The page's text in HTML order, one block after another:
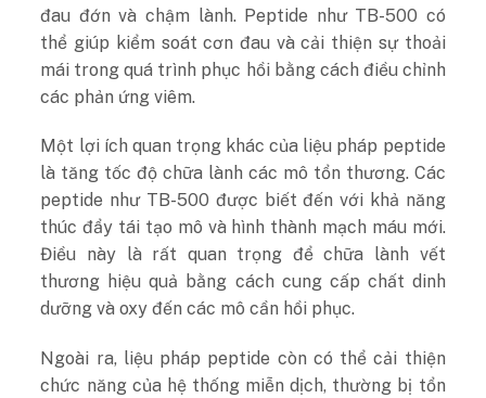
đau đớn và chậm lành. Peptide như TB-500 có
thể giúp kiểm soát cơn đau và cải thiện sự thoải
mái trong quá trình phục hồi bằng cách điều chỉnh
các phản ứng viêm.
Một lợi ích quan trọng khác của liệu pháp peptide
là tăng tốc độ chữa lành các mô tổn thương. Các
peptide như TB-500 được biết đến với khả năng
thúc đẩy tái tạo mô và hình thành mạch máu mới.
Điều này là rất quan trọng để chữa lành vết
thương hiệu quả bằng cách cung cấp chất dinh
dưỡng và oxy đến các mô cần hồi phục.
Ngoài ra, liệu pháp peptide còn có thể cải thiện
chức năng của hệ thống miễn dịch, thường bị tổn